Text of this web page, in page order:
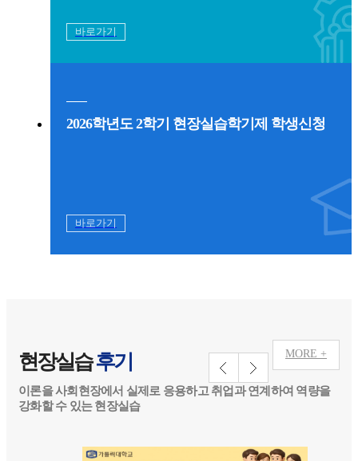
바로가기
2026학년도 2학기 현장실습학기제 학생신청
바로가기
현장실습후기
이론을 사회현장에서 실제로 응용하고 취업과 연계하여 역량을
강화할 수 있는 현장실습
MORE +